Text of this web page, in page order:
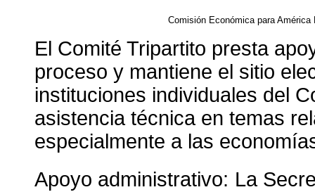
Comisión Económica para
El Comité Tripartito presta
proceso y mantiene el sitio
instituciones individuales del
asistencia técnica en temas
especialmente a las
Apoyo administrativo: La